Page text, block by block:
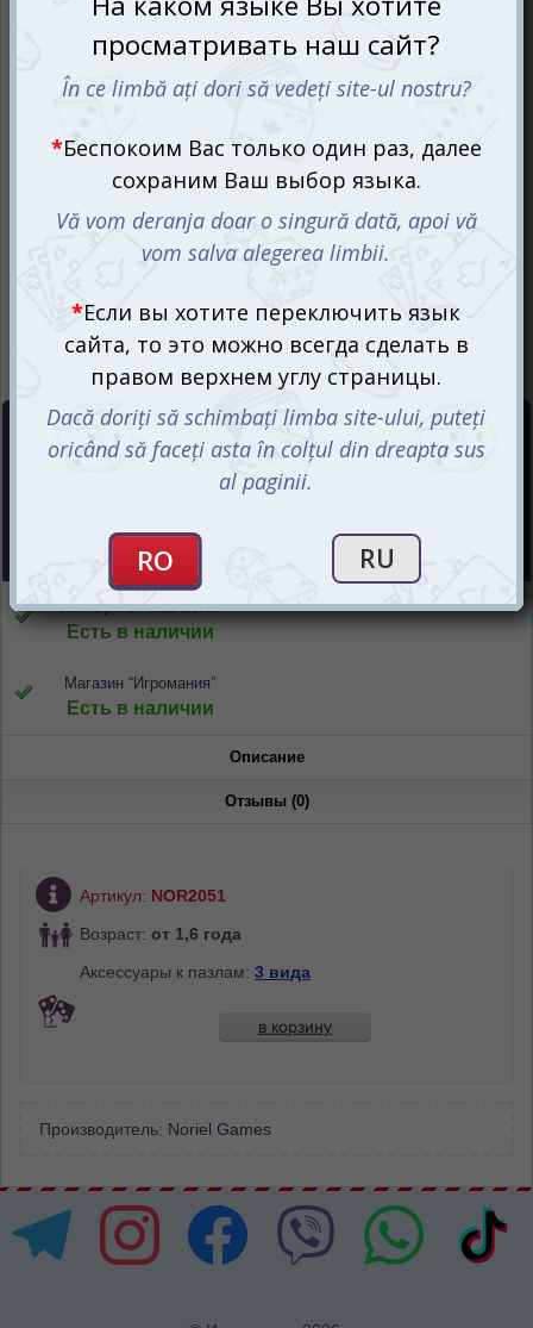
Цена :
155mdl
Интернет-магазин
Есть в наличии
Магазин “Игромания”
Есть в наличии
Описание
Отзывы (0)
Артикул: NOR2051
Возраст: от 1,6 года
Аксессуары к пазлам: 3 вида
в корзину
Производитель: Noriel Games